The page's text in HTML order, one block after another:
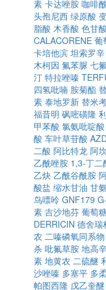
素 卡达唑胺 咖啡
头孢尼西 绿原酸
脂酸 木香酸 色甘酸
CALACORENE 葡
卡培他滨 坦索罗辛
木柯因 氟苯脲 七
汀 特拉唑嗪
四氢吡喃 胺菊酯
素 泰地罗新 替米
福昔明 砜嘧磺隆
甲苯酸 氯氨吡啶酸
酸 车叶草苷酸
二酸 阿比特龙 阿
乙酰唑胺 1,3-丁二
乙炔 乙酰谷酰胺
酸盐 缩水甘油 甘
鸟嘌呤 GNF179
素 吉沙地芬 葡萄
DERRICIN 德舍瑞
农 二嗪磷氧同系物
杀 吡氟草胺 地高
素 地黄农 二硫醚
沙唑嗪 多塞平 多
帕图西隆 戊乙奎醚